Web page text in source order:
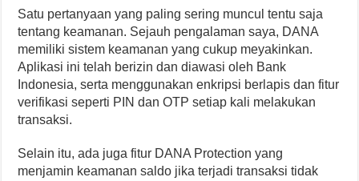
Satu pertanyaan yang paling sering muncul tentu saja
tentang keamanan. Sejauh pengalaman saya, DANA
memiliki sistem keamanan yang cukup meyakinkan.
Aplikasi ini telah berizin dan diawasi oleh Bank
Indonesia, serta menggunakan enkripsi berlapis dan fitur
verifikasi seperti PIN dan OTP setiap kali melakukan
transaksi.
Selain itu, ada juga fitur DANA Protection yang
menjamin keamanan saldo jika terjadi transaksi tidak